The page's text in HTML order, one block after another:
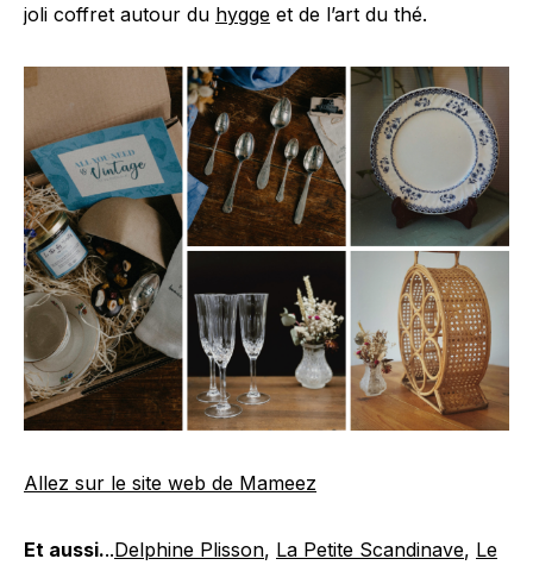
joli coffret autour du hygge et de l’art du thé.
Allez sur le site web de Mameez
Et aussi...Delphine Plisson, La Petite Scandinave, Le